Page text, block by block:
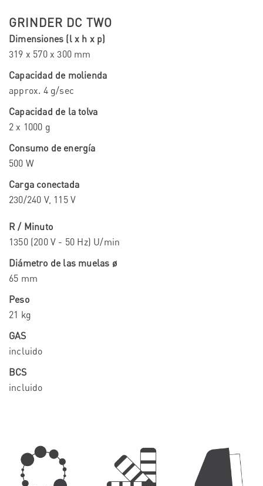
GRINDER DC TWO
Dimensiones (l x h x p)
319 x 570 x 300 mm
Capacidad de molienda
approx. 4 g/sec
Capacidad de la tolva
2 x 1000 g
Consumo de energía
500 W
Carga conectada
230/240 V, 115 V
R / Minuto
1350 (200 V - 50 Hz) U/min
Diámetro de las muelas ø
65 mm
Peso
21 kg
GAS
incluido
BCS
incluido